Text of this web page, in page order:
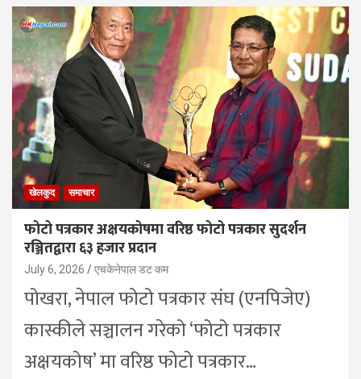
खेलकुद समाचार
फोटो पत्रकार अक्षयकोषमा वरिष्ठ फोटो पत्रकार सुदर्शन
रञ्जितद्वारा ६३ हजार प्रदान
July 6, 2026 एचकेनेपाल डट कम
पोखरा, नेपाल फोटो पत्रकार संघ (एनपिजेए)
कास्कीले सञ्चालन गरेको ‘फोटो पत्रकार
अक्षयकोष’ मा वरिष्ठ फोटो पत्रकार…